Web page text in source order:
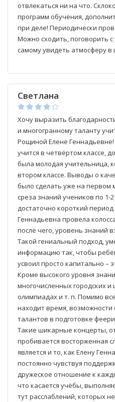
отвлекаться ни на что.
программ обучения,
при деле! Периодически
Можно сходить, поговорить
самому увидеть атмосферу
Светлана
Хочу выразить
и многогранному таланту
Рощиной Елене
учится в четвёртом классе,
была молодая учительница,
втором классе. Выводы о
было сделать уже на первом
среза знаний учеников по 1-
достаточно короткий
Геннадьевна провела
после чего, уровень знаний
Такой гениальный подход,
информацию так, чтобы
усвоил просто капитально –
Кроме высокого уровня
многочисленных городских и
олимпиадах и т. п. Помимо
находит время,
талантов в подготовке
Такие шикарные концерты,
пробивается восторженная
является и то, как Елену
постоянно чувствуя
дружеское отношение к
что касается учёбы,
тут расслаблений, которых